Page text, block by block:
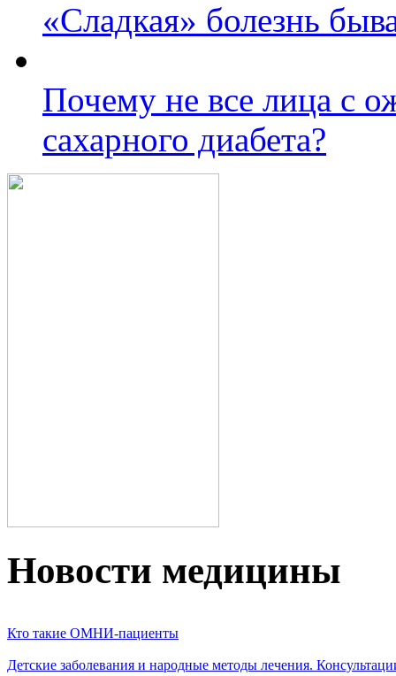
«Сладкая» болезнь
Почему не все лица с
сахарного диабета?
Новости медицины
Кто такие ОМНИ-пациенты
Детские заболевания и народные методы лечения.